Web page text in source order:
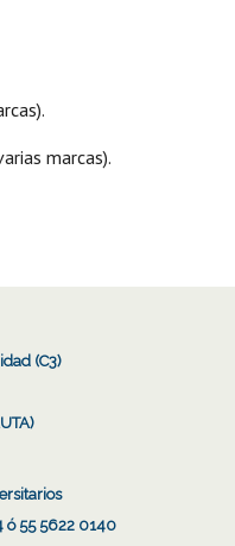
marcas).
(C3)
ó 55 5622 0140